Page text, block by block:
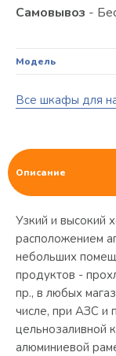
Модель
Все шкафы для
Самовывоз -
Описание
Узкий и высокий
расположением
небольших
продуктов -
пр., в любых
числе, при АЗС и
цельнозаливной
алюминиевой